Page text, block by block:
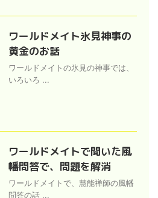
ワールドメイト氷見神事の
黄金のお話
ワールドメイトの氷見の神事では、
いろいろ ...
ワールドメイトで聞いた風
幡問答で、問題を解消
ワールドメイトで、慧能禅師の風幡
問答の話 ...